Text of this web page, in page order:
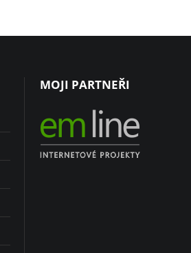
MOJI PARTNEŘI